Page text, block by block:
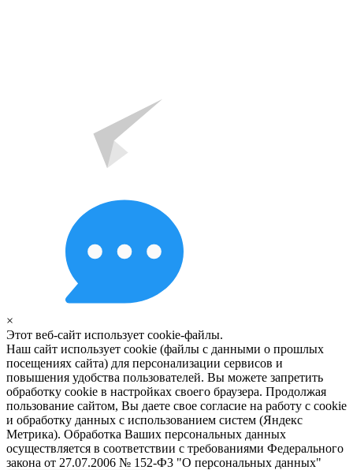
×
Этот веб-сайт использует cookie-файлы.
Наш сайт использует cookie (файлы с данными о прошлых
посещениях сайта) для персонализации сервисов и
повышения удобства пользователей. Вы можете запретить
обработку cookie в настройках своего браузера. Продолжая
пользование сайтом, Вы даете свое согласие на работу с cookie
и обработку данных с использованием систем (Яндекс
Метрика). Обработка Ваших персональных данных
осуществляется в соответствии с требованиями Федерального
закона от 27.07.2006 № 152-Ф3 "О персональных данных"